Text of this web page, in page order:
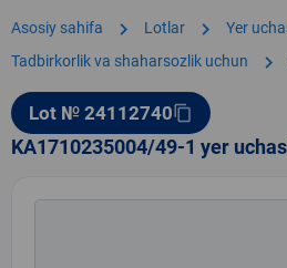
Asosiy sahifa chevron_right Lotlar chevron_right Yer
Tadbirkorlik va shaharsozlik uchun chevron_right
Lot № 24112740content_copy
KA1710235004/49-1 yer